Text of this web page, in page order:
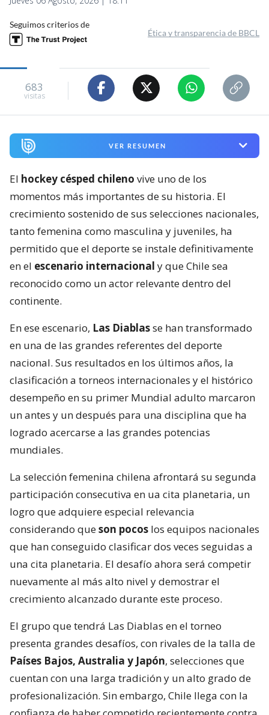
Seguimos criterios de
Ética y transparencia de BBCL
683
visitas
VER RESUMEN
El hockey césped chileno vive uno de los
momentos más importantes de su historia. El
crecimiento sostenido de sus selecciones nacionales,
tanto femenina como masculina y juveniles, ha
permitido que el deporte se instale definitivamente
en el escenario internacional y que Chile sea
reconocido como un actor relevante dentro del
continente.
En ese escenario, Las Diablasse han transformado
en una de las grandes referentes del deporte
nacional. Sus resultados en los últimos años, la
clasificación a torneos internacionales y el histórico
desempeño en su primer Mundial adulto marcaron
un antes y un después para una disciplina que ha
logrado acercarse a las grandes potencias
mundiales.
La selección femenina chilena afrontará su segunda
participación consecutiva en ua cita planetaria, un
logro que adquiere especial relevancia
considerando queson pocos los equipos nacionales
que han conseguido clasificar dos veces seguidas a
una cita planetaria. El desafío ahora será competir
nuevamente al más alto nivel y demostrar el
crecimiento alcanzado durante este proceso.
El grupo que tendrá Las Diablas en el torneo
presenta grandes desafíos, con rivales de la talla de
Países Bajos, Australia y Japón, selecciones que
cuentan con una larga tradición y un alto grado de
profesionalización. Sin embargo, Chile llega con la